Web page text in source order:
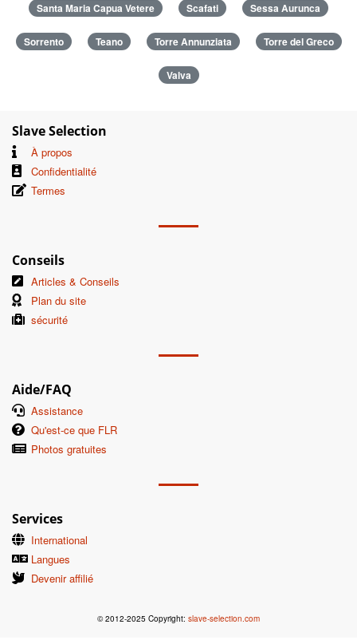
Santa Maria Capua Vetere Scafati Sessa Aurunca
Sorrento Teano Torre Annunziata Torre del Greco
Valva
Slave Selection
À propos
Confidentialité
Termes
Conseils
Articles & Conseils
Plan du site
sécurité
Aide/FAQ
Assistance
Qu'est-ce que FLR
Photos gratuites
Services
International
Langues
Devenir affilié
© 2012-2025 Copyright: slave-selection.com